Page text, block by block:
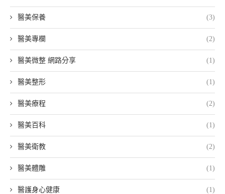
醫美保養 (3)
醫美專欄 (2)
醫美微整 網路分享 (1)
醫美整形 (1)
醫美療程 (2)
醫美百科 (1)
醫美衛教 (2)
醫美體雕 (1)
醫護身心健康 (1)